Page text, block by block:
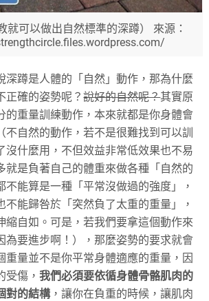
就可以做出自然標準的深蹲） 來源：
深蹲是人體的「自然」動作，那為什麼
正確的姿勢呢？說好的自然呢？其實原
的重量訓練動作，本來就都是你身體會
不自然的動作，若不是很難找到可以訓
沒什麼用，不但效益非常低效果也不易
就是負著自己的體重來做各種「自然的
不能算是一種「平常沒做過的強度」，
不能歸咎於「突然負了太重的重量」，
縮自如。可是，若我們要拿這個動作來
為要進步啊！），那麼姿勢的要求就會
重量並不是你平常身體適應的重量，因
受傷，我們必須要依循身體骨骼肌肉的
對的結構，讓你在負重的時候，讓肌肉